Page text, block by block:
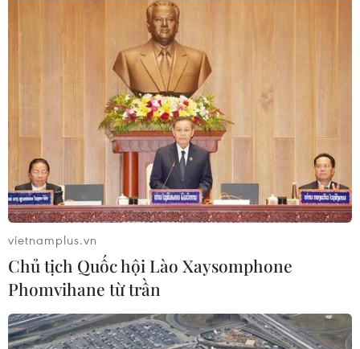
vietnamplus.vn
Chủ tịch Quốc hội Lào Xaysomphone
Phomvihane từ trần